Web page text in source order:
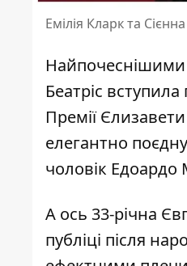
Емілія Кларк та
Найпочеснішими
Беатріс
Премії
елегантно
чоловік
А ось 33-річна
публіці після